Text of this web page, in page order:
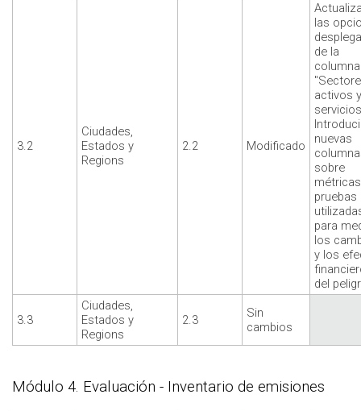
3.2
Ciudades,
Estados y
Regions
2.2 Modificado
las
de la
columna
activos y
nuevas
sobre
pruebas
para
los
y los
del
3.3
Ciudades,
Estados y
Regions
2.3
Sin
cambios
Módulo 4. Evaluación - Inventario de emisiones